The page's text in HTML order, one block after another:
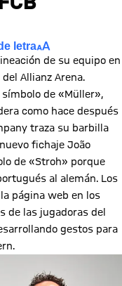
letra
de su equipo en
Allianz Arena.
de «Müller»,
como hace después
traza su barbilla
fichaje João
de «Stroh» porque
al alemán. Los
página web en los
de las jugadoras del
gestos para